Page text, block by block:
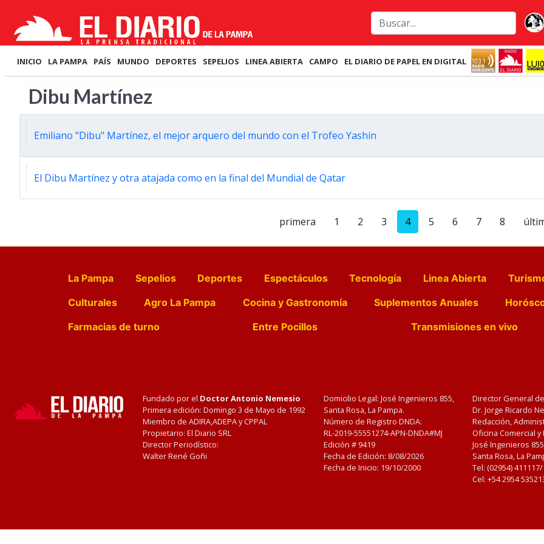
INICIO LA PAMPA PAÍS MUNDO DEPORTES SEPELIOS LINEA ABIERTA CAMPO EL DIARIO DE PAPEL EN DIGITAL
Dibu Martínez
Emiliano "Dibu" Martínez, el mejor arquero del mundo con el Trofeo Yashin
El Dibu Martínez y otra atajada como en la final del Mundial de Qatar
primera 1 2 3 4 5 6 7 8
La Pampa Sepelios Deportes Espectáculos Tecnología Linea Abierta
Culturales
Agro La Pampa Cocina y Gastronomía Suplementos Anuales
Farmacias de turno
Entre Pocillos Transmisiones en vivo
Fundado por el Doctor Antonio Nemesio
Primera edición: Domingo 3 de Mayo de 1992
Miembro de ADIRA,ADEPA y CPPAL
Propietario: El Diario SRL
Director Periodístico:
Walter René Goñi
Domicilio Legal: José Ingenieros 855,
Santa Rosa, La Pampa.
Número de Registro DNDA:
RL-2019-55551274-APN-DNDA#MJ
Edición # 9419
Fecha de Edición: 8/08/2026
Fecha de Inicio: 19/10/2000
Director General
Dr. Jorge Ricardo
Redacción,
Oficina Comercial
José Ingenieros
Santa Rosa, La
Tel: (02954)
Cel: +54 2954